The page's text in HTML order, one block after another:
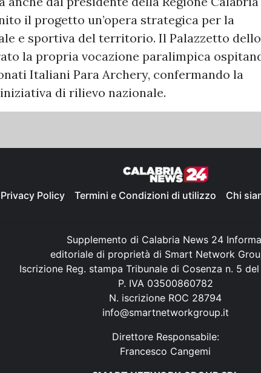
il progetto un’opera strategica per la
e sportiva del territorio. Il Palazzetto dello
la propria vocazione paralimpica
Italiani Para Archery, confermando la
di rilievo nazionale.
Privacy Policy Termini e Condizioni di utilizzo Chi
Supplemento di Calabria News 24
editoriale di proprietà di Smart Network
Iscrizione Reg. stampa Tribunale di Cosenza n. 5
P. IVA 03500860782
N. iscrizione ROC 28794
info@smartnetworkgroup.it
Direttore Responsabile:
Francesco Cangemi